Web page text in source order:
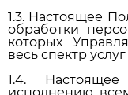
1.3. Настоящее
обработки
которых
весь спектр
1.4.